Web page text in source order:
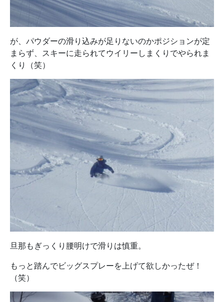
が、パウダーの滑り込みが足りないのかポジションが定
まらず、スキーに走られてウイリーしまくりでやられま
くり（笑）
旦那もぎっくり腰明けで滑りは慎重。
もっと踏んでビッグスプレーを上げて欲しかったぜ！
（笑）